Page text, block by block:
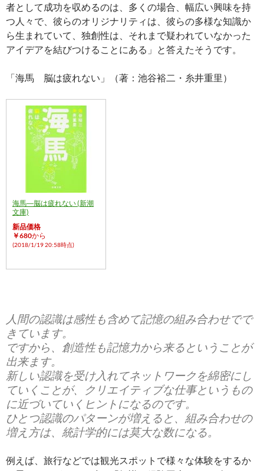
者として成功を収めるのは、多くの場合、幅広い興味を持
つ人々で、彼らのオリジナリティは、彼らの多様な知識か
ら生まれていて、独創性は、それまで疑われていなかった
アイデアを結びつけることにある」と答えたそうです。
「海馬 脳は疲れない」（著：池谷裕二・糸井重里）
海馬―脳は疲れない (新潮
文庫)
新品価格
￥680から
(2018/1/19 20:58時点)
人間の認識は感性も含めて記憶の組み合わせでで
きています。
ですから、創造性も記憶力から来るということが
出来ます。
新しい認識を受け入れてネットワークを綿密にし
ていくことが、クリエイティブな仕事というもの
に近づいていくヒントになるのです。
ひとつ認識のパターンが増えると、組み合わせの
増え方は、統計学的には莫大な数になる。
例えば、旅行などでは観光スポットで様々な体験をするか